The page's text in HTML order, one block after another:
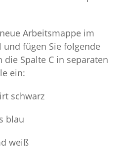
Arbeitsmappe im
und fügen Sie folgende
die Spalte C in separaten
ein:
schwarz
blau
weiß